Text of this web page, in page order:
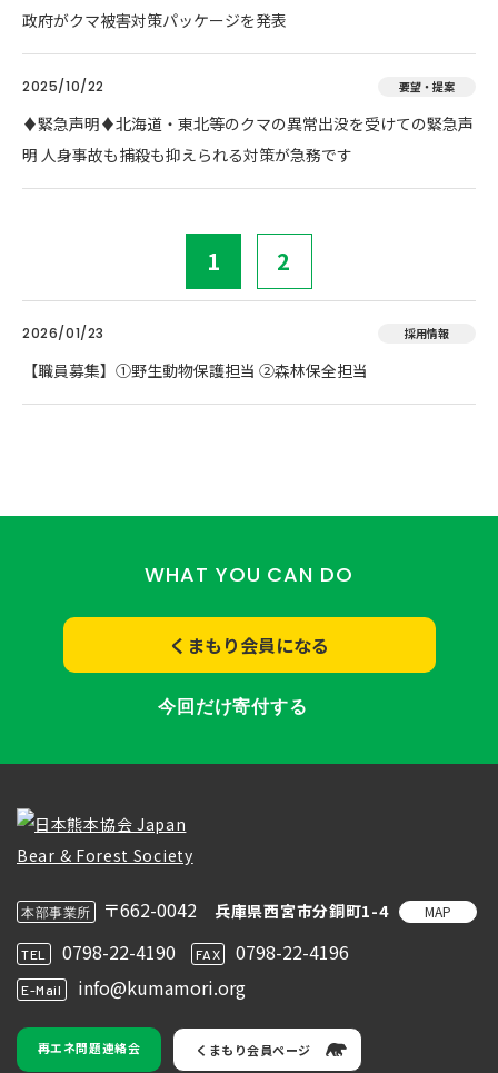
政府がクマ被害対策パッケージを発表
2025/10/22 要望・提案
♦️緊急声明♦️北海道・東北等のクマの異常出没を受けての緊急声
明 人身事故も捕殺も抑えられる対策が急務です
1 2
2026/01/23 採用情報
【職員募集】①野生動物保護担当 ②森林保全担当
WHAT YOU CAN DO
くまもり会員になる
今回だけ寄付する
本部事業所 〒662-0042 兵庫県西宮市分銅町1-4 MAP
TEL 0798-22-4190 FAX 0798-22-4196
E-Mail info@kumamori.org
再エネ問題連絡会 くまもり会員ページ